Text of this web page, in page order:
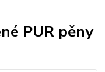
PUR pěny